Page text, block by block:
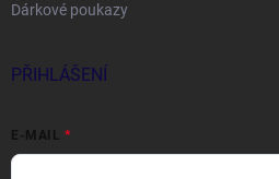
Dárkové poukazy
PŘIHLÁŠENÍ
E-MAIL